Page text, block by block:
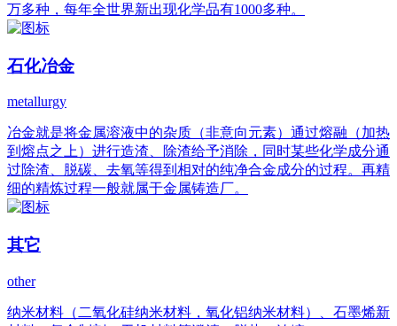
万多种，每年全世界新出现化学品有1000多种。
石化冶金
metallurgy
冶金就是将金属溶液中的杂质（非意向元素）通过熔融（加热
到熔点之上）进行造渣、除渣给予消除，同时某些化学成分通
过除渣、脱碳、去氧等得到相对的纯净合金成分的过程。再精
细的精炼过程一般就属于金属铸造厂。
其它
other
纳米材料（二氧化硅纳米材料，氧化铝纳米材料）、石墨烯新